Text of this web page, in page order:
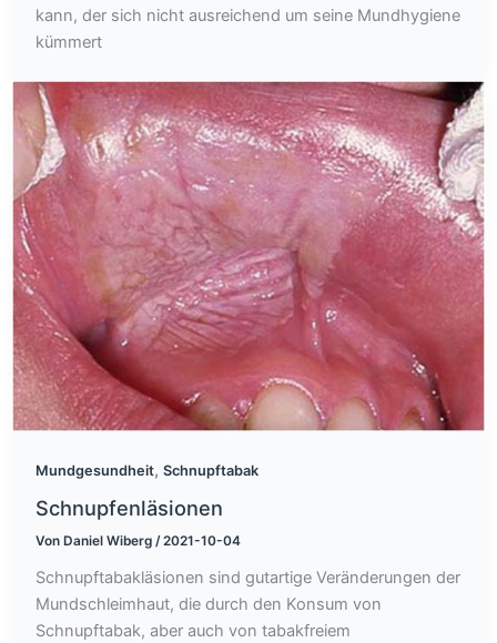
kann, der sich nicht ausreichend um seine Mundhygiene
kümmert
Mundgesundheit, Schnupftabak
Schnupfenläsionen
Von Daniel Wiberg /2021-10-04
Schnupftabakläsionen sind gutartige Veränderungen der
Mundschleimhaut, die durch den Konsum von
Schnupftabak, aber auch von tabakfreiem